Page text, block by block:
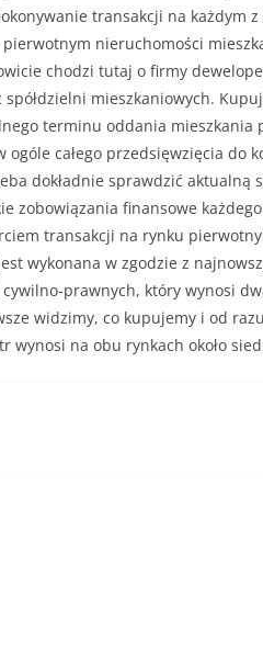
transakcji na każdym
nieruchomości
chodzi tutaj o firmy
mieszkaniowych.
terminu oddania mieszkania
całego przedsięwzięcia do
dokładnie sprawdzić aktualną
zobowiązania finansowe
transakcji na rynku
wykonana w zgodzie z
prawnych, który wynosi
widzimy, co kupujemy i od
wynosi na obu rynkach około